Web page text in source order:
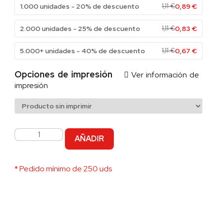
1.000 unidades - 20% de descuento 1,11€0,89€
2.000 unidades - 25% de descuento 1,11€0,83 €
5.000+ unidades - 40% de descuento 1,11€0,67 €
Opciones de impresión
Ver información de
impresión
AÑADIR
* Pedido mínimo de 250 uds